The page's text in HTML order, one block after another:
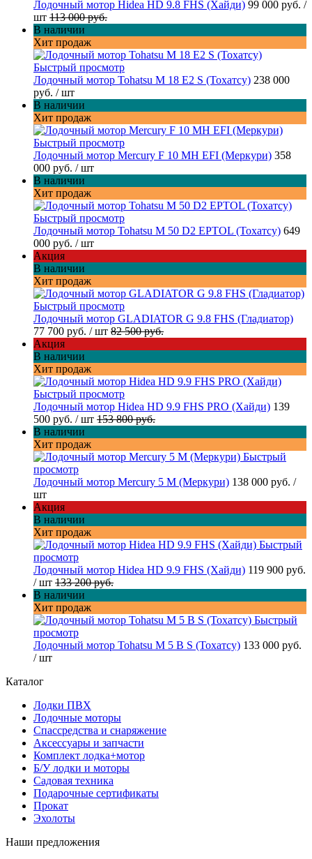
Лодочный мотор Hidea HD 9.8 FHS (Хайди) 99 000 руб. /
шт 113 000 руб.
В наличии
Хит продаж
Быстрый просмотр
Лодочный мотор Tohatsu M 18 E2 S (Тохатсу) 238 000
руб. / шт
В наличии
Хит продаж
Быстрый просмотр
Лодочный мотор Mercury F 10 MH EFI (Меркури) 358
000 руб. / шт
В наличии
Хит продаж
Быстрый просмотр
Лодочный мотор Tohatsu M 50 D2 EPTOL (Тохатсу) 649
000 руб. / шт
Акция
В наличии
Хит продаж
Быстрый просмотр
Лодочный мотор GLADIATOR G 9.8 FHS (Гладиатор)
77 700 руб. / шт 82 500 руб.
Акция
В наличии
Хит продаж
Быстрый просмотр
Лодочный мотор Hidea HD 9.9 FHS PRO (Хайди) 139
500 руб. / шт 153 800 руб.
В наличии
Хит продаж
Быстрый
просмотр
Лодочный мотор Mercury 5 M (Меркури) 138 000 руб. /
шт
Акция
В наличии
Хит продаж
Быстрый
просмотр
Лодочный мотор Hidea HD 9.9 FHS (Хайди) 119 900 руб.
/ шт 133 200 руб.
В наличии
Хит продаж
Быстрый
просмотр
Лодочный мотор Tohatsu M 5 B S (Тохатсу) 133 000 руб.
/ шт
Каталог
Лодки ПВХ
Лодочные моторы
Спассредства и снаряжение
Аксессуары и запчасти
Комплект лодка+мотор
Б/У лодки и моторы
Садовая техника
Подарочные сертификаты
Прокат
Эхолоты
Наши предложения